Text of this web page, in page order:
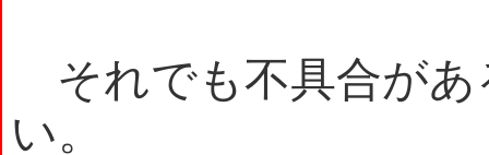
それでも不具合があ
い。